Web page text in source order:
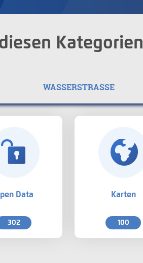
Kategorien
WASSERSTRASSE
Data
302
Karten
100